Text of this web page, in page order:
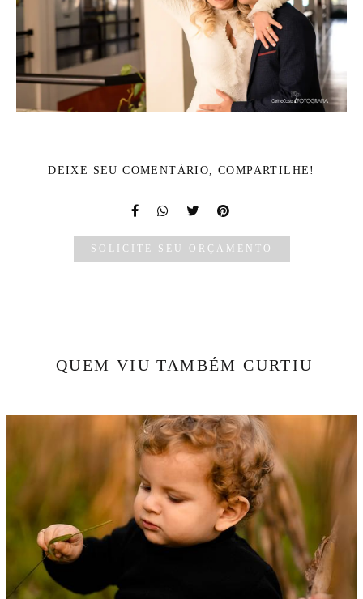
DEIXE SEU COMENTÁRIO, COMPARTILHE!
SOLICITE SEU ORÇAMENTO
QUEM VIU TAMBÉM CURTIU